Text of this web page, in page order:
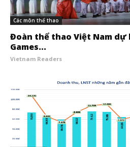
Các môn thể thao
Đoàn thể thao Việt Nam dự
Games...
Vietnam Readers